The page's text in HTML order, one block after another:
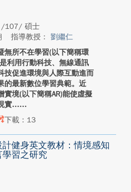
/107/ 碩士
指導教授： 劉繼仁
無所不在學習(以下簡稱環
利用行動科技、無線通訊
技促進環境與人際互動進而
的最新數位學習典範。近
實境(以下簡稱AR)能使虛擬
實...
下載：13
健身英文教材：情境感知
習之研究